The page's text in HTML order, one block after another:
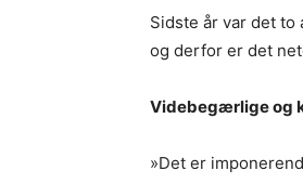
Sidste år var det to
og derfor er det
Videbegærlige og
»Det er